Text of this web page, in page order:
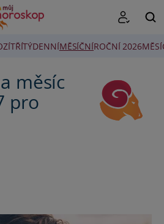
TÝDENNÍMĚSÍČNÍROČNÍ 2026
měsíc
pro